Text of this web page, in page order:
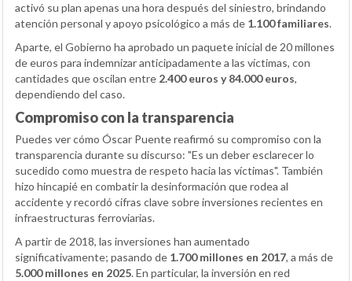
activó su plan apenas una hora después del siniestro, brindando
atención personal y apoyo psicológico a más de 1.100 familiares.
Aparte, el Gobierno ha aprobado un paquete inicial de 20 millones
de euros para indemnizar anticipadamente a las víctimas, con
cantidades que oscilan entre 2.400 euros y 84.000 euros,
dependiendo del caso.
Compromiso con la transparencia
Puedes ver cómo Óscar Puente reafirmó su compromiso con la
transparencia durante su discurso: "Es un deber esclarecer lo
sucedido como muestra de respeto hacia las víctimas". También
hizo hincapié en combatir la desinformación que rodea al
accidente y recordó cifras clave sobre inversiones recientes en
infraestructuras ferroviarias.
A partir de 2018, las inversiones han aumentado
significativamente; pasando de 1.700 millones en 2017, a más de
5.000 millones en 2025. En particular, la inversión en red